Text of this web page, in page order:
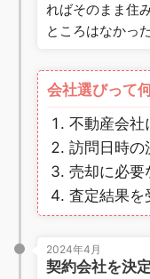
ればそのまま住
ところはなかった
会社選びって
不動産会社
訪問日時の
売却に必要
査定結果を
2024年4月
契約会社を決定